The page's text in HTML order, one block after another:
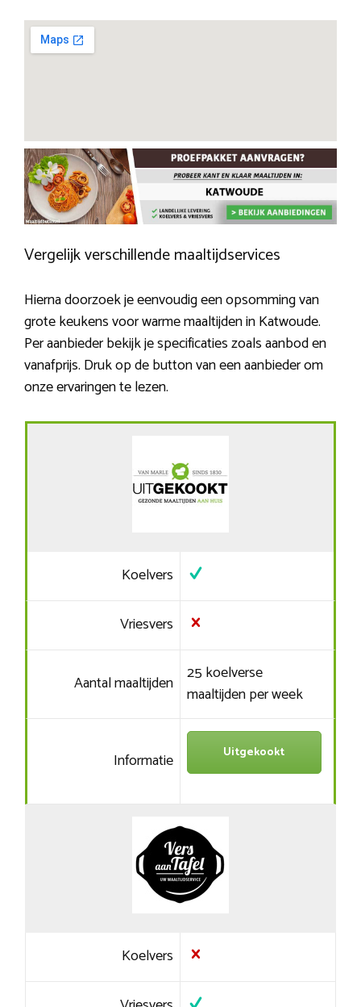
Vergelijk verschillende maaltijdservices
Hierna doorzoek je eenvoudig een opsomming van
grote keukens voor warme maaltijden in Katwoude.
Per aanbieder bekijk je specificaties zoals aanbod en
vanafprijs. Druk op de button van een aanbieder om
onze ervaringen te lezen.
Koelvers
Vriesvers
Aantal maaltijden 25 koelverse
maaltijden per week
Informatie Uitgekookt
Koelvers